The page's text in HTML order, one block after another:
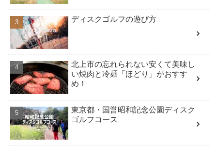
ディスクゴルフの遊び方
北上市の忘れられない安くて美味し
い焼肉と冷麺「ほどり」がおすす
め！
東京都・国営昭和記念公園ディスク
ゴルフコース